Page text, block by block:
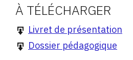
À TÉLÉCHARGER
Livret de présentation
Dossier pédagogique